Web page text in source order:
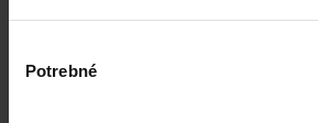
súhlasu
Potrebné
Search Console je bezplatná služba